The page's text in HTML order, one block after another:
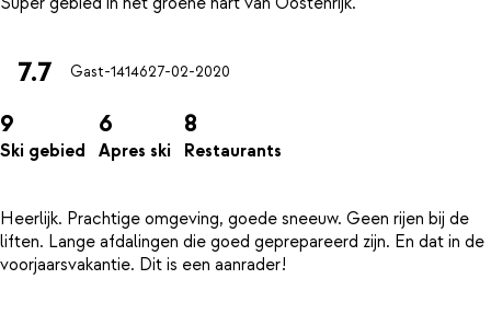
7.7 Gast-1414627-02-2020
9
Ski gebied
6
Apres ski
8
Restaurants
Heerlijk. Prachtige omgeving, goede sneeuw. Geen rijen bij de
liften. Lange afdalingen die goed geprepareerd zijn. En dat in de